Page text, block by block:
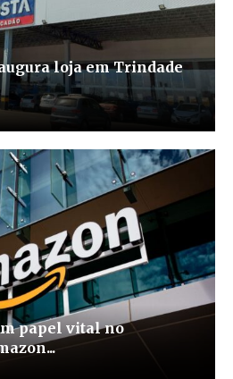
loja em Trindade
papel vital no